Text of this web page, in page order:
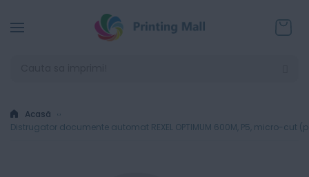
Acasă
Distrugator documente automat REXEL OPTIMUM 600M, P5, micro-cut